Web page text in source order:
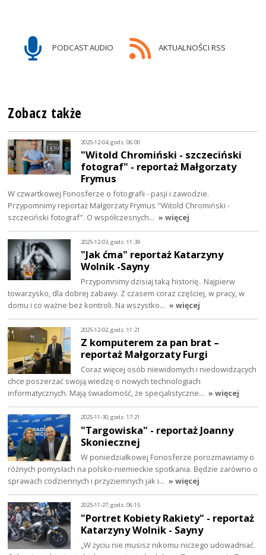
PODCAST AUDIO AKTUALNOŚCI RSS
Zobacz także
2025-12-04, godz. 06:00
"Witold Chromiński - szczeciński
fotograf" - reportaż Małgorzaty
Frymus
W czwartkowej Fonosferze o fotografii - pasji i zawodzie.
Przypomnimy reportaż Małgorzaty Frymus "Witold Chromiński -
szczeciński fotograf". O współczesnych… » więcej
2025-12-03, godz. 11:39
"Jak ćma" reportaż Katarzyny
Wolnik -Sayny
Przypomnimy dzisiaj taką historię.. Najpierw
towarzysko, dla dobrej zabawy. Z czasem coraz częściej, w pracy, w
domu i co ważne bez kontroli. Na wszystko… » więcej
2025-12-02, godz. 11:21
Z komputerem za pan brat –
reportaż Małgorzaty Furgi
Coraz więcej osób niewidomych i niedowidzących
chce poszerzać swoją wiedzę o nowych technologiach
informatycznych. Mają świadomość, że specjalistyczne… » więcej
2025-11-30, godz. 17:21
"Targowiska" - reportaż Joanny
Skoniecznej
W poniedziałkowej Fonosferze porozmawiamy o
różnych pomysłach na polsko-niemieckie spotkania. Będzie zarówno o
sprawach codziennych i przyziemnych jak i… » więcej
2025-11-27, godz. 06:15
"Portret Kobiety Rakiety" - reportaż
Katarzyny Wolnik - Sayny
„W życiu nie musisz nikomu niczego udowadniać.